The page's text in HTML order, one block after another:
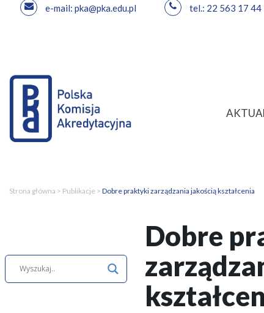
e-mail: pka@pka.edu.pl tel.: 22 563 17 44
Strona główna > Publikacje > Dobre praktyki zarządzania jakością kształcenia
Dobre